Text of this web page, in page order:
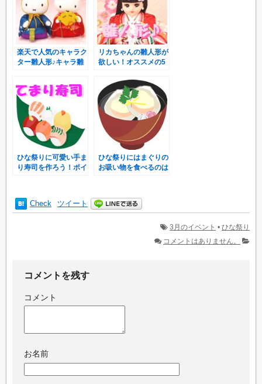
楽天で人気のキャラク
ター雛人形♪キャラ雛
リカちゃんの雛人形が
欲しい！オススメの5
ひな祭りに可愛い手ま
り寿司を作ろう！ポイ
ひな祭りにはまぐりの
お吸い物を食べるのは
Check ツイート
3月のイベント • ひな祭り
コメントはありません。
コメントを残す
コメント
お名前